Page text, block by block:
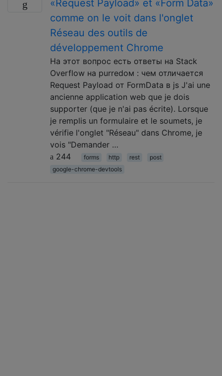
«Request Payload» et «Form Data»
comme on le voit dans l'onglet
Réseau des outils de
développement Chrome
На этот вопрос есть ответы на Stack
Overflow на рurredом : чем отличается
Request Payload от FormData в js J'ai une
ancienne application web que je dois
supporter (que je n'ai pas écrite). Lorsque
je remplis un formulaire et le soumets, je
vérifie l'onglet "Réseau" dans Chrome, je
vois "Demander …
244
forms http rest
post
google-chrome-devtools